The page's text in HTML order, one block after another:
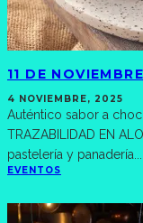
11 DE
4 NOVIEMBRE, 2025
Auténtico sabor a
TRAZABILIDAD EN
pastelería y panadería
EVENTOS